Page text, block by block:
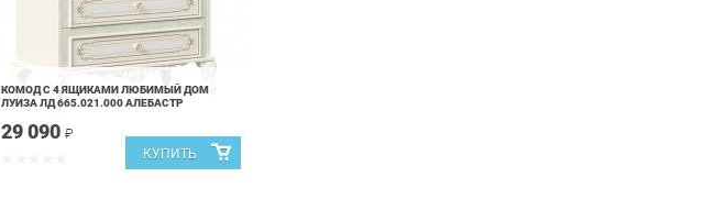
КОМОД С 4 ЯЩИКАМИ ЛЮБИМЫЙ ДОМ
ЛУИЗА ЛД 665.021.000 АЛЕБАСТР
29 090 ₽